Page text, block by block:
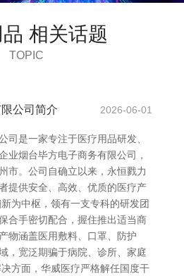
相关话题
TOPIC
公司简介 2026-06-01
司是一家专注于医疗用品研发、
业烟台毕方电子商务有限公司，
市。公司自确立以来，永恒戮力
提供安全、高效、优质的医疗产
为中枢，领有一支专科的研发团
合手密切配合，握住推出适当商
物涵盖医用敷料、口罩、防护
，宽泛期骗于病院、诊所、家庭
方面，华威医疗严格解任国度干